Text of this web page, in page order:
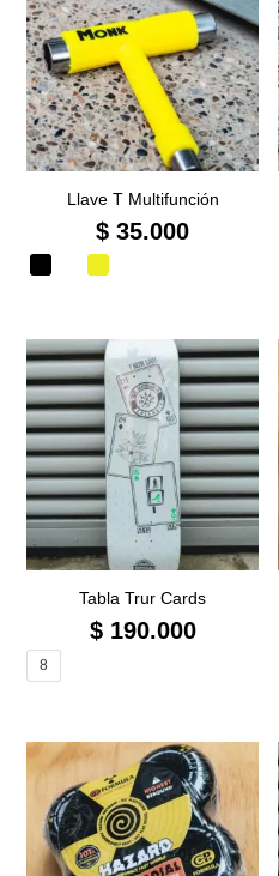
Llave T Multifunción
$ 35.000
Tabla Trur Cards
$190.000
8